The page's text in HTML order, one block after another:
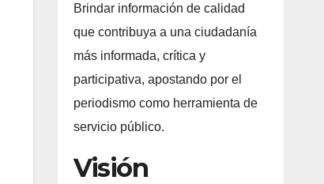
Brindar información de calidad
que contribuya a una ciudadanía
más informada, crítica y
participativa, apostando por el
periodismo como herramienta de
servicio público.
Visión